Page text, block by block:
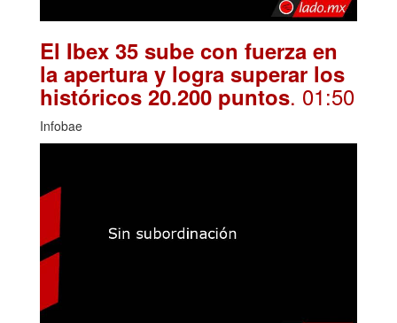
El Ibex 35 sube con fuerza en
la apertura y logra superar los
históricos 20.200 puntos. 01:50
Infobae